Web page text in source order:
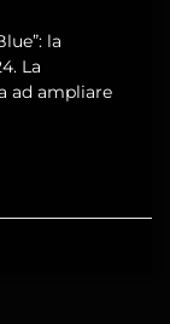
la
La
ad ampliare